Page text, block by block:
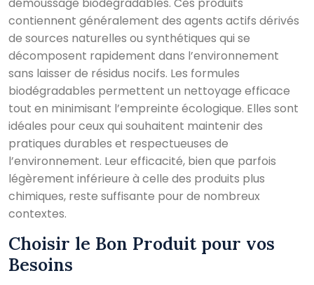
contiennent généralement des agents actifs dérivés
de sources naturelles ou synthétiques qui se
décomposent rapidement dans l’environnement
sans laisser de résidus nocifs. Les formules
biodégradables permettent un nettoyage efficace
tout en minimisant l’empreinte écologique. Elles sont
idéales pour ceux qui souhaitent maintenir des
pratiques durables et respectueuses de
l’environnement. Leur efficacité, bien que parfois
légèrement inférieure à celle des produits plus
chimiques, reste suffisante pour de nombreux
contextes.
Choisir le Bon Produit pour vos
Besoins